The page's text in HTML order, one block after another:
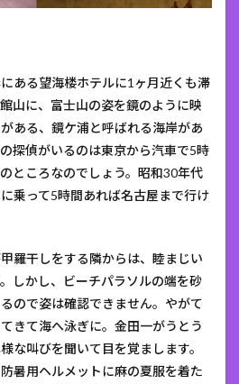
ある望海楼ホテルに1ヶ月近くも滞
山に、富士山の姿を鏡のように映
ある、鏡ケ浦と呼ばれる海岸があ
探偵がいるのは東京から汽車で5時
ところなのでしょう。昭和30年代
乗って5時間あれば名古屋まで行け
羅干しをする隣からは、睦まじい
しかし、ビーチパラソルの端を砂
ので姿は確認できません。やがて
きて海へ泳ぎに。金田一がうとう
な叫びを聞いて目を覚まします。
暑用ヘルメットに麻の夏服を着た